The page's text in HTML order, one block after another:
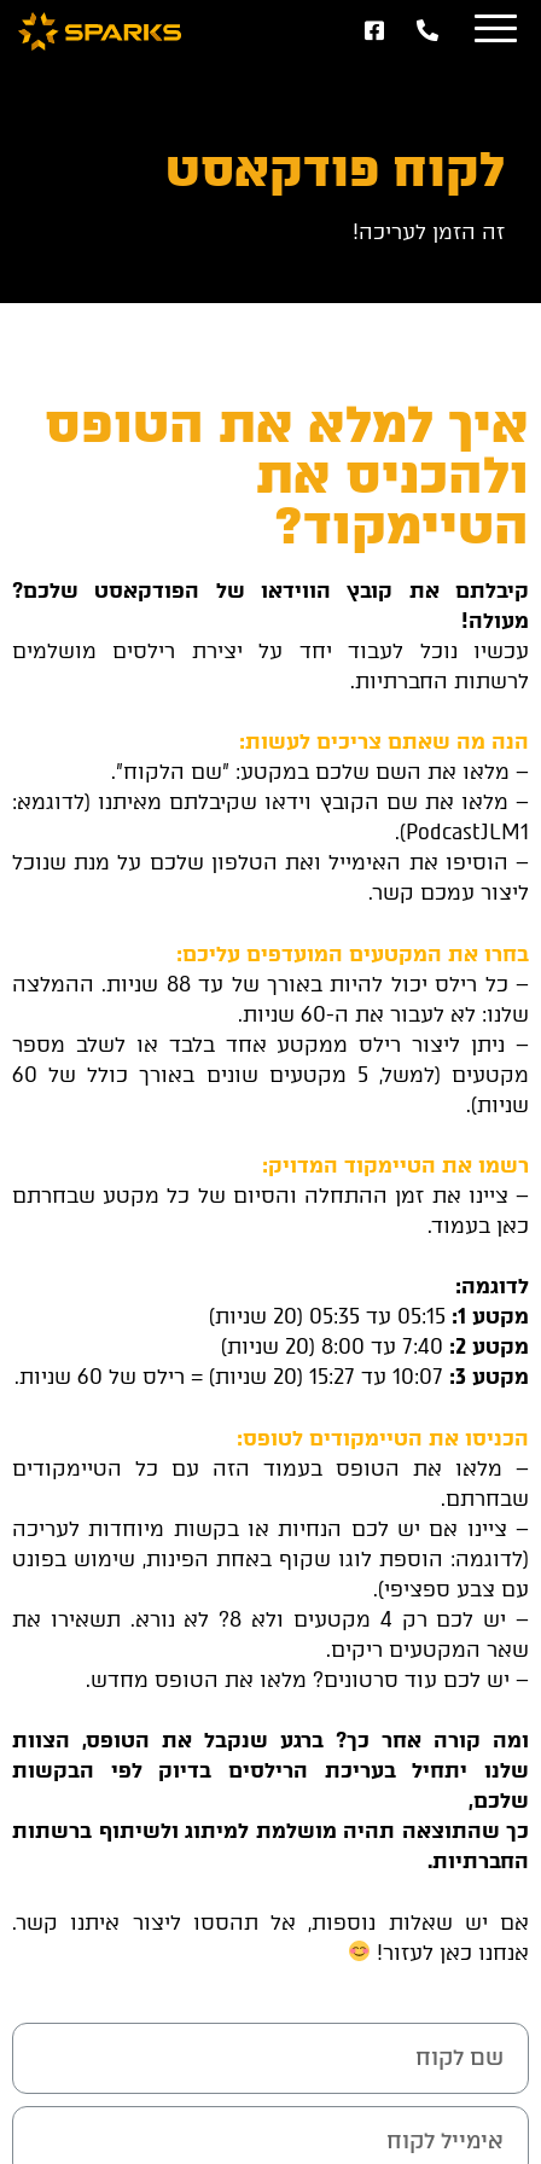
לקוח פודקאסט
זה הזמן לעריכה!
איך למלא את הטופס
ולהכניס את
הטיימקוד?
קיבלתם את קובץ הווידאו של הפודקאסט שלכם?
מעולה!
עכשיו נוכל לעבוד יחד על יצירת רילסים מושלמים
לרשתות החברתיות.
הנה מה שאתם צריכים לעשות:
– מלאו את השם שלכם במקטע: "שם הלקוח".
– מלאו את שם הקובץ וידאו שקיבלתם מאיתנו (לדוגמא:
PodcastJLM1).
– הוסיפו את האימייל ואת הטלפון שלכם על מנת שנוכל
ליצור עמכם קשר.
בחרו את המקטעים המועדפים עליכם:
– כל רילס יכול להיות באורך של עד 88 שניות. ההמלצה
שלנו: לא לעבור את ה-60 שניות.
– ניתן ליצור רילס ממקטע אחד בלבד או לשלב מספר
מקטעים (למשל, 5 מקטעים שונים באורך כולל של 60
שניות).
רשמו את הטיימקוד המדויק:
– ציינו את זמן ההתחלה והסיום של כל מקטע שבחרתם
כאן בעמוד.
לדוגמה:
מקטע 1:
מקטע 2:
מקטע 3:
הכניסו את הטיימקודים לטופס:
– מלאו את הטופס בעמוד הזה עם כל הטיימקודים
שבחרתם.
– ציינו אם יש לכם הנחיות או בקשות מיוחדות לעריכה
(לדוגמה: הוספת לוגו שקוף באחת הפינות, שימוש בפונט
עם צבע ספציפי).
– יש לכם רק 4 מקטעים ולא 8? לא נורא. תשאירו את
שאר המקטעים ריקים.
– יש לכם עוד סרטונים? מלאו את הטופס מחדש.
ומה קורה אחר כך? ברגע שנקבל את הטופס, הצוות
שלנו יתחיל בעריכת הרילסים בדיוק לפי הבקשות
שלכם,
כך שהתוצאה תהיה מושלמת למיתוג ולשיתוף ברשתות
החברתיות.
אם יש שאלות נוספות, אל תהססו ליצור איתנו קשר.
אנחנו כאן לעזור!